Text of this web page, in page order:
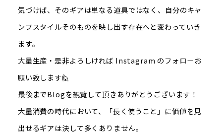
気づけば、そのギアは単なる道具ではなく、自分のキャ
ンプスタイルそのものを映し出す存在へと変わっていき
ます。
大量生産・是非よろしければ Instagram のフォローお
願い致します🙋
最後までBlogを観覧して頂きありがとうございます！
大量消費の時代において、「長く使うこと」に価値を見
出せるギアは決して多くありません。